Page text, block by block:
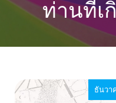
ท่านที่เ
ธันวา